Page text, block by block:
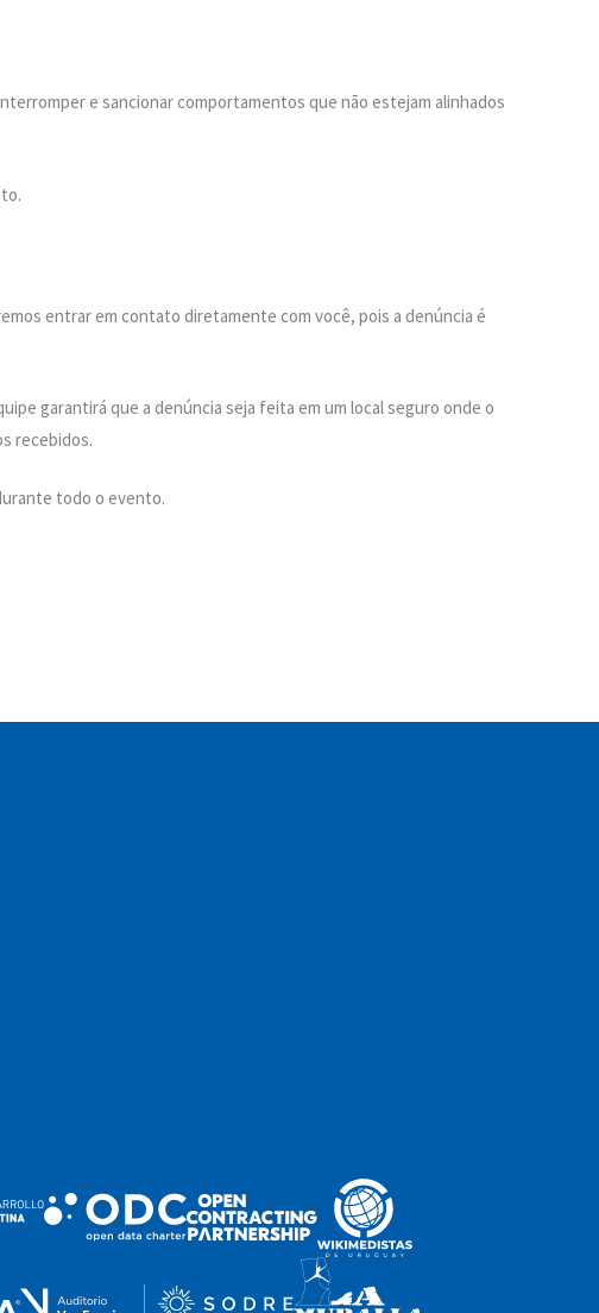
e sancionar comportamentos que não estejam alinhados
entrar em contato diretamente com você, pois a denúncia é
garantirá que a denúncia seja feita em um local seguro onde o
recebidos.
todo o evento.